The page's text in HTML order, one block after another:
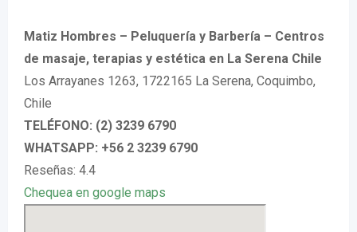
Matiz Hombres – Peluquería y Barbería – Centros
de masaje, terapias y estética en La Serena Chile
Los Arrayanes 1263, 1722165 La Serena, Coquimbo,
Chile
TELÉFONO: (2) 3239 6790
WHATSAPP: +56 2 3239 6790
Reseñas: 4.4
Chequea en google maps